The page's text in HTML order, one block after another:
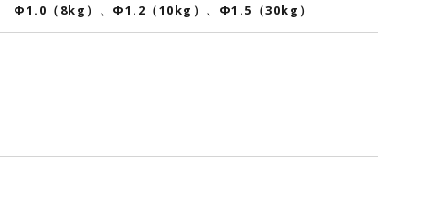
Φ1.0（8kg）、Φ1.2（10kg）、Φ1.5（30kg）